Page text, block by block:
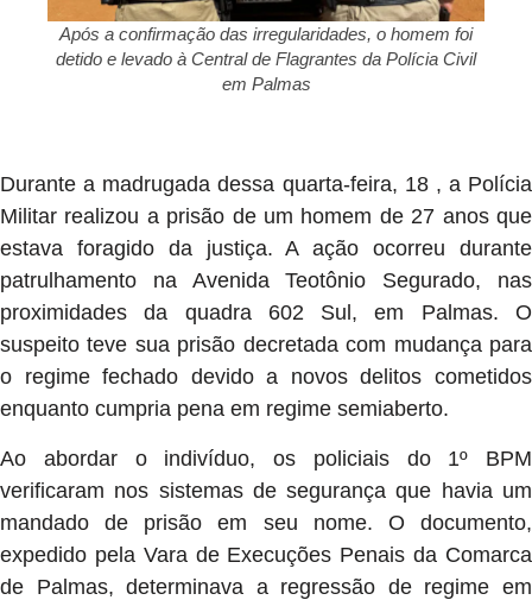
Após a confirmação das irregularidades, o homem foi
detido e levado à Central de Flagrantes da Polícia Civil
em Palmas
Durante a madrugada dessa quarta-feira, 18 , a Polícia
Militar realizou a prisão de um homem de 27 anos que
estava foragido da justiça. A ação ocorreu durante
patrulhamento na Avenida Teotônio Segurado, nas
proximidades da quadra 602 Sul, em Palmas. O
suspeito teve sua prisão decretada com mudança para
o regime fechado devido a novos delitos cometidos
enquanto cumpria pena em regime semiaberto.
Ao abordar o indivíduo, os policiais do 1º BPM
verificaram nos sistemas de segurança que havia um
mandado de prisão em seu nome. O documento,
expedido pela Vara de Execuções Penais da Comarca
de Palmas, determinava a regressão de regime em